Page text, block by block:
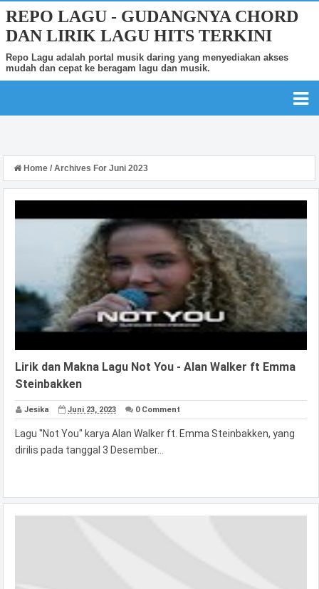
REPO LAGU - GUDANGNYA CHORD
DAN LIRIK LAGU HITS TERKINI
Repo Lagu adalah portal musik daring yang menyediakan akses
mudah dan cepat ke beragam lagu dan musik.
Home / Archives For Juni 2023
Lirik dan Makna Lagu Not You - Alan Walker ft Emma
Steinbakken
Jesika Juni 23, 2023 0 Comment
Lagu "Not You" karya Alan Walker ft. Emma Steinbakken, yang
dirilis pada tanggal 3 Desember...